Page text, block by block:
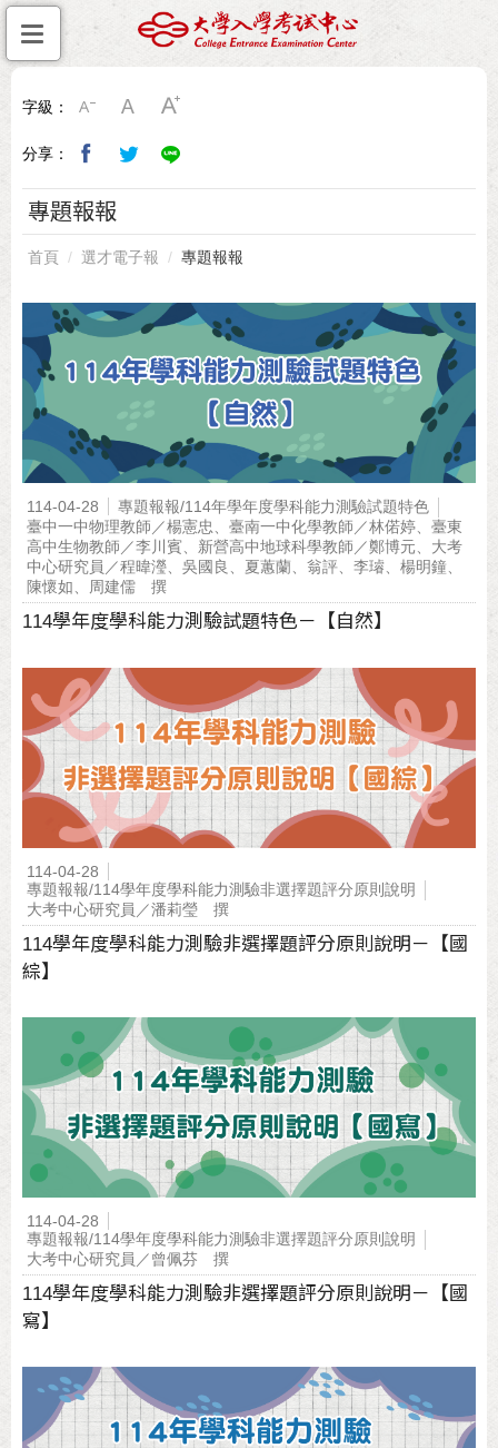
字級：
分享：
專題報報
首頁 選才電子報 專題報報
114-04-28
專題報報/114年學年度學科能力測驗試題特色
臺中一中物理教師／楊憲忠、臺南一中化學教師／林偌婷、臺東
高中生物教師／李川賓、新營高中地球科學教師／鄭博元、大考
中心研究員／程暐瀅、吳國良、夏蕙蘭、翁評、李璿、楊明鐘、
陳懷如、周建儒 撰
114學年度學科能力測驗試題特色－【自然】
114-04-28
專題報報/114學年度學科能力測驗非選擇題評分原則說明
大考中心研究員／潘莉瑩 撰
114學年度學科能力測驗非選擇題評分原則說明－【國
綜】
114-04-28
專題報報/114學年度學科能力測驗非選擇題評分原則說明
大考中心研究員／曾佩芬 撰
114學年度學科能力測驗非選擇題評分原則說明－【國
寫】